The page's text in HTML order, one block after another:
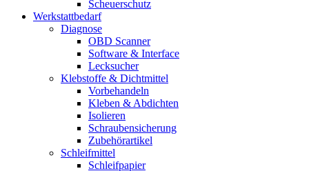
Scheuerschutz
Werkstattbedarf
Diagnose
OBD Scanner
Software & Interface
Lecksucher
Klebstoffe & Dichtmittel
Vorbehandeln
Kleben & Abdichten
Isolieren
Schraubensicherung
Zubehörartikel
Schleifmittel
Schleifpapier